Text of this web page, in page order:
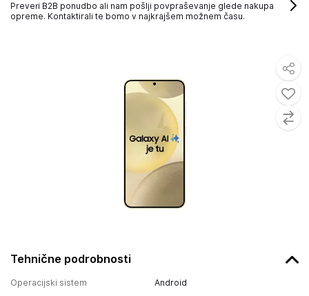
Tehnične podrobnosti
Operacijski sistem
Android
Preveri B2B ponudbo ali nam pošlji povpraševanje glede nakupa
opreme. Kontaktirali te bomo v najkrajšem možnem času.